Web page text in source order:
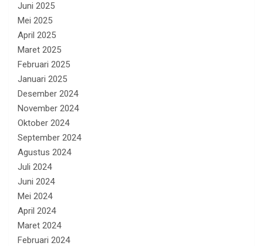
Juni 2025
Mei 2025
April 2025
Maret 2025
Februari 2025
Januari 2025
Desember 2024
November 2024
Oktober 2024
September 2024
Agustus 2024
Juli 2024
Juni 2024
Mei 2024
April 2024
Maret 2024
Februari 2024